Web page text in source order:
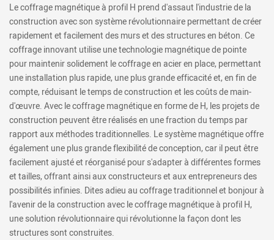
Le coffrage magnétique à profil H prend d'assaut l'industrie de la
construction avec son système révolutionnaire permettant de créer
rapidement et facilement des murs et des structures en béton. Ce
coffrage innovant utilise une technologie magnétique de pointe
pour maintenir solidement le coffrage en acier en place, permettant
une installation plus rapide, une plus grande efficacité et, en fin de
compte, réduisant le temps de construction et les coûts de main-
d'œuvre. Avec le coffrage magnétique en forme de H, les projets de
construction peuvent être réalisés en une fraction du temps par
rapport aux méthodes traditionnelles. Le système magnétique offre
également une plus grande flexibilité de conception, car il peut être
facilement ajusté et réorganisé pour s'adapter à différentes formes
et tailles, offrant ainsi aux constructeurs et aux entrepreneurs des
possibilités infinies. Dites adieu au coffrage traditionnel et bonjour à
l'avenir de la construction avec le coffrage magnétique à profil H,
une solution révolutionnaire qui révolutionne la façon dont les
structures sont construites.